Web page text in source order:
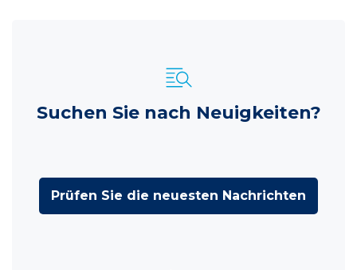
Suchen Sie nach Neuigkeiten?
Prüfen Sie die neuesten Nachrichten